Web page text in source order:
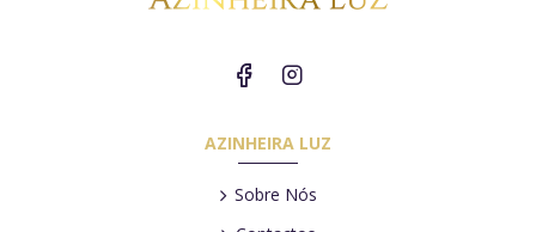
AZINHEIRA LUZ
Sobre Nós